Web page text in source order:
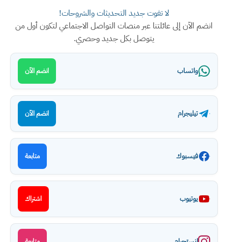
لا تفوت جديد التحديثات والشروحات!
انضم الآن إلى عائلتنا عبر منصات التواصل الاجتماعي لتكون أول من
يتوصل بكل جديد وحصري.
واتساب انضم الآن
تيليجرام انضم الآن
فيسبوك متابعة
يوتيوب اشتراك